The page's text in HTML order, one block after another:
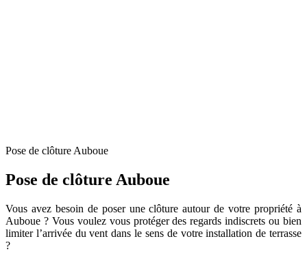
Pose de clôture Auboue
Pose de clôture Auboue
Vous avez besoin de poser une clôture autour de votre propriété à
Auboue ? Vous voulez vous protéger des regards indiscrets ou bien
limiter l’arrivée du vent dans le sens de votre installation de terrasse
?